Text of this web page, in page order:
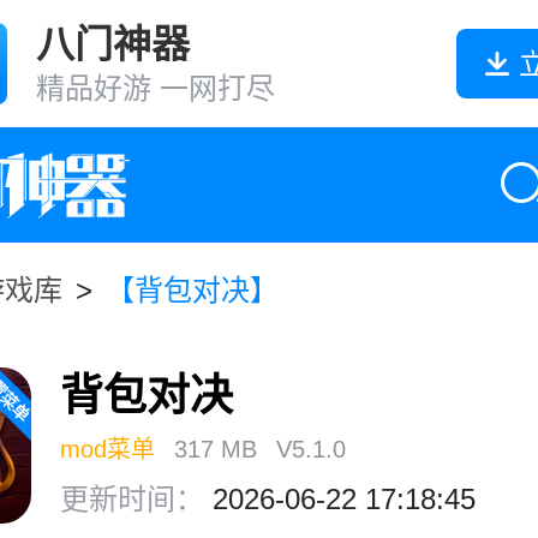
八门神器
精品好游 一网打尽
库 > 【背包对决】
背包对决
mod菜单 317 MB V5.1.0
更新时间： 2026-06-22 17:18:45